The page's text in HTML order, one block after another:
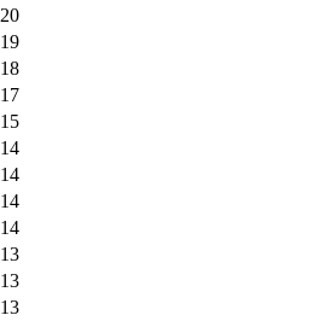
20
19
18
17
15
14
14
14
14
13
13
13